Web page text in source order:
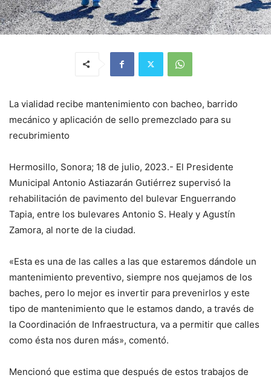
La vialidad recibe mantenimiento con bacheo, barrido
mecánico y aplicación de sello premezclado para su
recubrimiento
Hermosillo, Sonora; 18 de julio, 2023.- El Presidente
Municipal Antonio Astiazarán Gutiérrez supervisó la
rehabilitación de pavimento del bulevar Enguerrando
Tapia, entre los bulevares Antonio S. Healy y Agustín
Zamora, al norte de la ciudad.
«Esta es una de las calles a las que estaremos dándole un
mantenimiento preventivo, siempre nos quejamos de los
baches, pero lo mejor es invertir para prevenirlos y este
tipo de mantenimiento que le estamos dando, a través de
la Coordinación de Infraestructura, va a permitir que calles
como ésta nos duren más», comentó.
Mencionó que estima que después de estos trabajos de